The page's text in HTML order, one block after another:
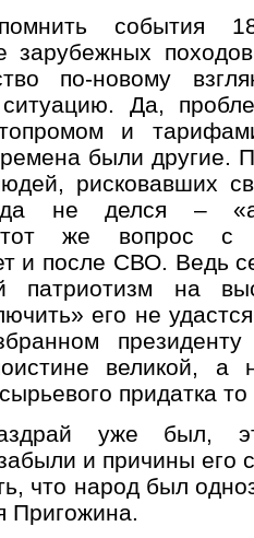
события
зарубежных
по-новому
ситуацию. Да,
и
были другие.
рисковавших
не делся –
же вопрос с
и после СВО. Ведь
патриотизм на
его не
великой,
придатка
уже был,
и причины его
что народ был
Пригожина.